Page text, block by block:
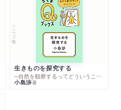
シリーズ・全集
生きものを探究する
─自然を観察するってどういうこと？
小島渉著